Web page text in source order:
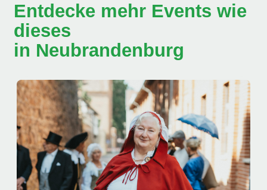
Entdecke mehr Events wie
dieses
in Neubrandenburg